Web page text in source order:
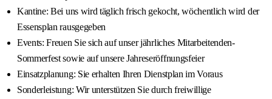
Kantine: Bei uns wird täglich frisch gekocht, wöchentlich wird der
Essensplan rausgegeben
Events: Freuen Sie sich auf unser jährliches Mitarbeitenden-
Sommerfest sowie auf unsere Jahreseröffnungsfeier
Einsatzplanung: Sie erhalten Ihren Dienstplan im Voraus
Sonderleistung: Wir unterstützen Sie durch freiwillige